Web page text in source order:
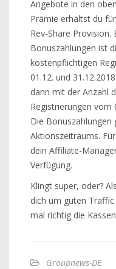
Angebote in den
Prämie erhältst du
Rev-Share Provision.
Bonuszahlungen ist
kostenpflichtigen
01.12. und
dann mit der Anzahl
Registrierungen vom
Die Bonuszahlungen
Aktionszeitraums.
dein Affiliate-
Verfügung.
Klingt super, oder?
dich um guten
mal richtig die
Groupnews-DE